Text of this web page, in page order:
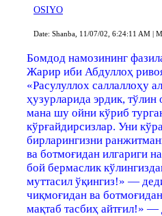
OSIYO
Date: Shanba, 11/07/02, 6:24:11 AM |
Бомдод намозининг
Жарир иби Абдуллоҳ
«Расулуллох саллаллоҳу
ҳузурларида эрдик, тўлин
мана шу ойни кўриб
кўрғайдирсизлар. Уни
бирларингизни
ва ботмоғидан илгариги
бой бермаслик
муттасил ўқингиз!» —
чиқмоғидан ва
мақтаб тасбиҳ айтғил!»